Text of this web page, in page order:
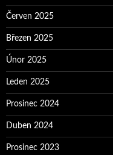
Červen 2025
Březen 2025
Únor 2025
Leden 2025
Prosinec 2024
Duben 2024
Prosinec 2023